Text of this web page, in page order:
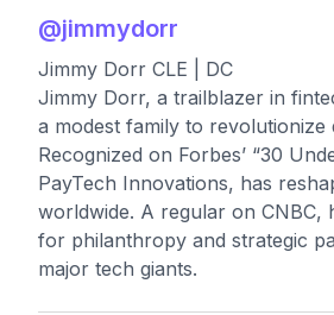
@jimmydorr
Jimmy Dorr CLE | DC
Jimmy Dorr, a trailblazer in
a modest family to revolutionize
Recognized on Forbes’ “30
PayTech Innovations, has
worldwide. A regular on CNBC,
for philanthropy and strategic
major tech giants.